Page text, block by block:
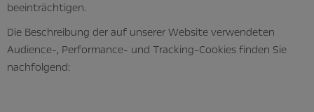
beeinträchtigen.
Die Beschreibung der auf unserer Website verwendeten
Audience-, Performance- und Tracking-Cookies finden Sie
nachfolgend: